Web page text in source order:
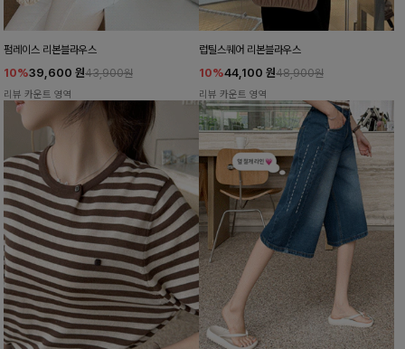
펌레이스 리본블라우스
10%39,600 원43,900원
리뷰 카운트 영역
럽틸스퀘어 리본블라우스
10%44,100 원48,900원
리뷰 카운트 영역